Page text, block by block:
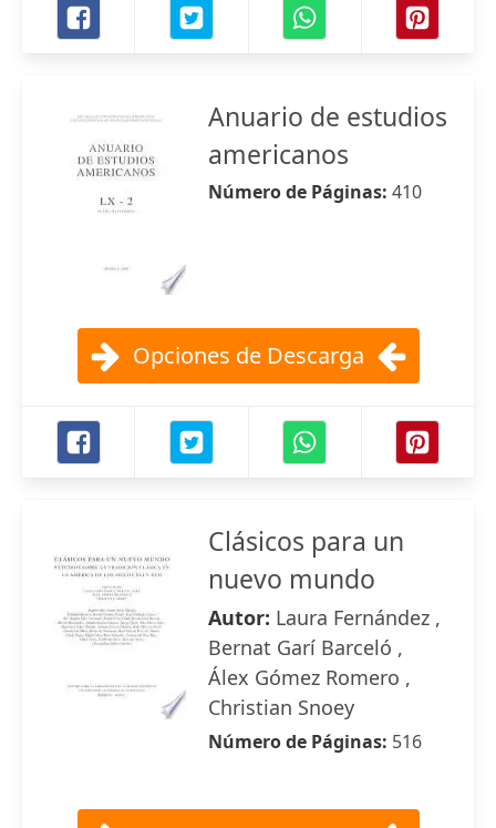
Anuario de estudios
americanos
Número de Páginas: 410
Opciones de Descarga
Clásicos para un
nuevo mundo
Autor: Laura Fernández ,
Bernat Garí Barceló ,
Álex Gómez Romero ,
Christian Snoey
Número de Páginas: 516